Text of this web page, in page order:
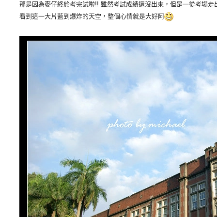
那是因為麥仔終於考完試啦!! 雖然考試成績還沒出來，但是一從考場走
看到這一大片藍到爆炸的天空，整個心情就是大好阿